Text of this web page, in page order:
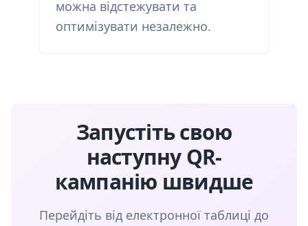
можна відстежувати та
оптимізувати незалежно.
Запустіть свою
наступну QR-
кампанію швидше
Перейдіть від електронної таблиці до